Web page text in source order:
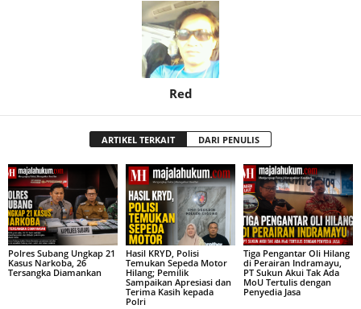
Red
ARTIKEL TERKAIT DARI PENULIS
Polres Subang Ungkap 21
Kasus Narkoba, 26
Tersangka Diamankan
Hasil KRYD, Polisi
Temukan Sepeda Motor
Hilang; Pemilik
Sampaikan Apresiasi dan
Terima Kasih kepada
Polri
Tiga Pengantar Oli Hilang
di Perairan Indramayu,
PT Sukun Akui Tak Ada
MoU Tertulis dengan
Penyedia Jasa